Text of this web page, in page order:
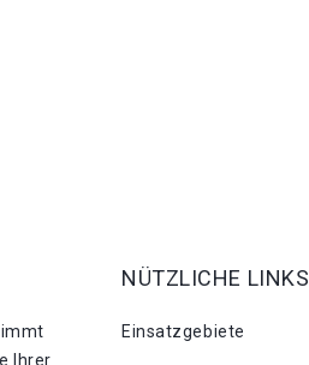
Ihrer
NÜTZLICHE LINKS
Einsatzgebiete